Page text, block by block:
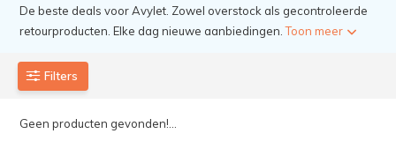
De beste deals voor Avylet. Zowel overstock als gecontroleerde
retourproducten. Elke dag nieuwe aanbiedingen.Toon meer
Filters
Geen producten gevonden!...